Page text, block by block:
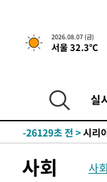
2026.08.07 (금)
서울 32.3℃
실
-29459초 전 >[속보]
압수수색
-29214초 전 >[속보
-28996초 전 >
[속
-28964초 전 >
-26129초 전 >시리
-20391초 전 >
이
사회 사